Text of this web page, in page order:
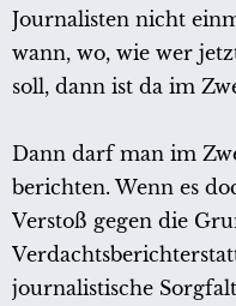
Journalisten nicht
wann, wo, wie wer
soll, dann ist da im
Dann darf man im
berichten. Wenn es
Verstoß gegen die
journalistische